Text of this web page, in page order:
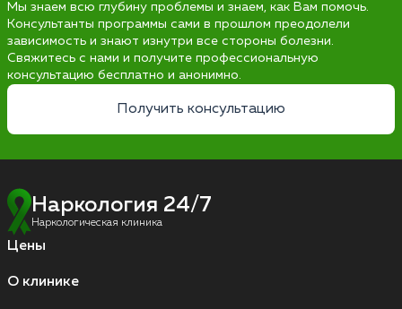
Мы знаем всю глубину проблемы и знаем, как Вам помочь.
Консультанты программы сами в прошлом преодолели
зависимость и знают изнутри все стороны болезни.
Свяжитесь с нами и получите профессиональную
консультацию бесплатно и анонимно.
Получить консультацию
Наркология 24/7
Наркологическая клиника
Цены
О клинике